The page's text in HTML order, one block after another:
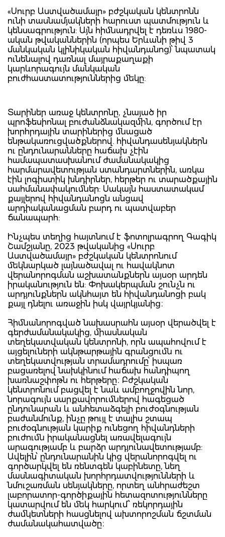
«Սուրբ Աստվածամայր» բժշկական կենտրոնն
ունի տասնամյակների հարուստ պատմություն և
կենսագրություն: Այն հիմնադրվել է դեռևս 1980-
ական թվականներին (որպես Երևանի թիվ 3
մանկական կլինիկական հիվանդանոց)՝ նպատակ
ունենալով դառնալ մայրաքաղաքի
կարևորագույն մանկական
բուժհաստատություններից մեկը:
Տարիներ առաջ կենտրոնը, չնայած իր
պրոֆեսիոնալ բուժանձնակազմին, գործում էր
խորհրդային տարիներից մնացած
ենթակառուցվածքներով. հիվանդասենյակներն
ու ընդունարանները հաճախ չէին
համապատասխանում ժամանակակից
հարմարավետության ստանդարտներին, առկա
էին լոգիստիկ խնդիրներ, հերթեր ու տարածքային
սահմանափակումներ: Սակայն հաստատակամ
քայլերով հիվանդանոցն անցավ
արդիականացման բարդ ու պատվաբեր
ճանապարհ:
Ինչպես տեղից հայտնում է ֆոտոլրագրող Գագիկ
Շամշյանը, 2023 թվականից «Սուրբ
Աստվածամայր» բժշկական կենտրոնում
մեկնարկած լայնածավալ ու հավակնոտ
վերանորոգման աշխատանքներն այսօր արդեն
իրականություն են: Փոխակերպման շունչն ու
արդյունքներն ակնհայտ են հիվանդանոցի բակ
քայլ դնելու առաջին իսկ վայրկյանից։
Հիմնանորոգված նախասրահն այսօր վերածվել է
գերժամանակակից, միասնական
տեղեկատվական կենտրոնի, որն ապահովում է
այցելուների ակնթարթային գրանցումն ու
տեղեկատվության տրամադրումը՝ իսպառ
բացառելով նախկինում հաճախ հանդիպող
խառնաշփոթն ու հերթերը։ Բժշկական
կենտրոնում բացվել է նաև ամբողջովին նոր,
նորագույն սարքավորումներով հագեցած
ընդունարան և անհետաձգելի բուժօգնության
բաժանմունք, ինչը թույլ է տալիս շտապ
բուժօգնության կարիք ունեցող հիվանդների
բուժումն իրականացնել առավելագույն
արագությամբ և բարձր արդյունավետությամբ:
Ավելին՝ ընդունարանին կից վերանորոգվել ու
գործարկվել են ռենտգեն կաբինետը, նեղ
մասնագիտական խորհրդատվությունների և
նմուշառման սենյակները, որտեղ անհրաժեշտ
լաբորատոր-գործիքային հետազոտությունները
կատարվում են մեկ հարկում՝ ռեկորդային
ժամկետների հասցնելով ախտորոշման ճշտման
ժամանակահատվածը։